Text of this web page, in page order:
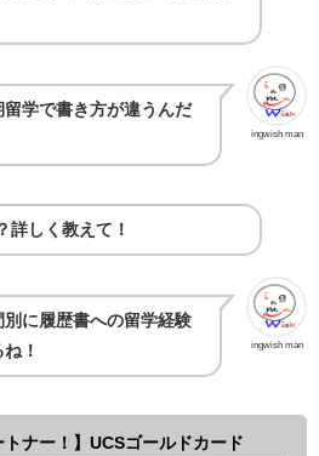
ingwish man
学で書き方が違うんだ
詳しく教えて！
ingwish man
別に履歴書への留学経験
！
トナー！】UCSゴールドカード